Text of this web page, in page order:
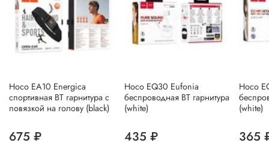
Hoco EA10 Energica
спортивная BT гарнитура с
повязкой на голову (black)
675 ₽
Hoco EQ30 Eufonia
беспроводная BT гарнитура
(white)
435 ₽
Hoco
(white)
365